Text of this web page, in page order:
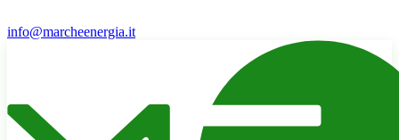
info@marcheenergia.it